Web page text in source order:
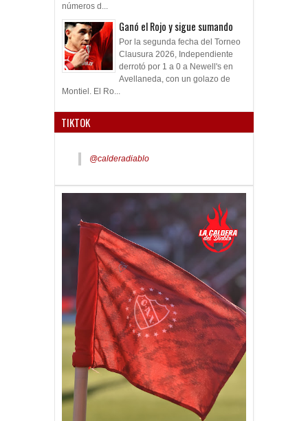
números d...
Ganó el Rojo y sigue sumando
Por la segunda fecha del Torneo
Clausura 2026, Independiente
derrotó por 1 a 0 a Newell's en
Avellaneda, con un golazo de
Montiel. El Ro...
TIKTOK
@calderadiablo